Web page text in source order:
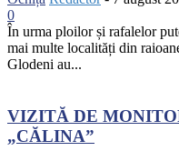
0
În urma ploilor și rafalelor
mai multe localități din
Glodeni au...
VIZITĂ DE
„CĂLINA”